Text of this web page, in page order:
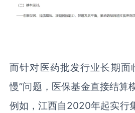
而针对医药批发行业长期面
慢”问题，医保基金直接结算
例如，江西自2020年起实行